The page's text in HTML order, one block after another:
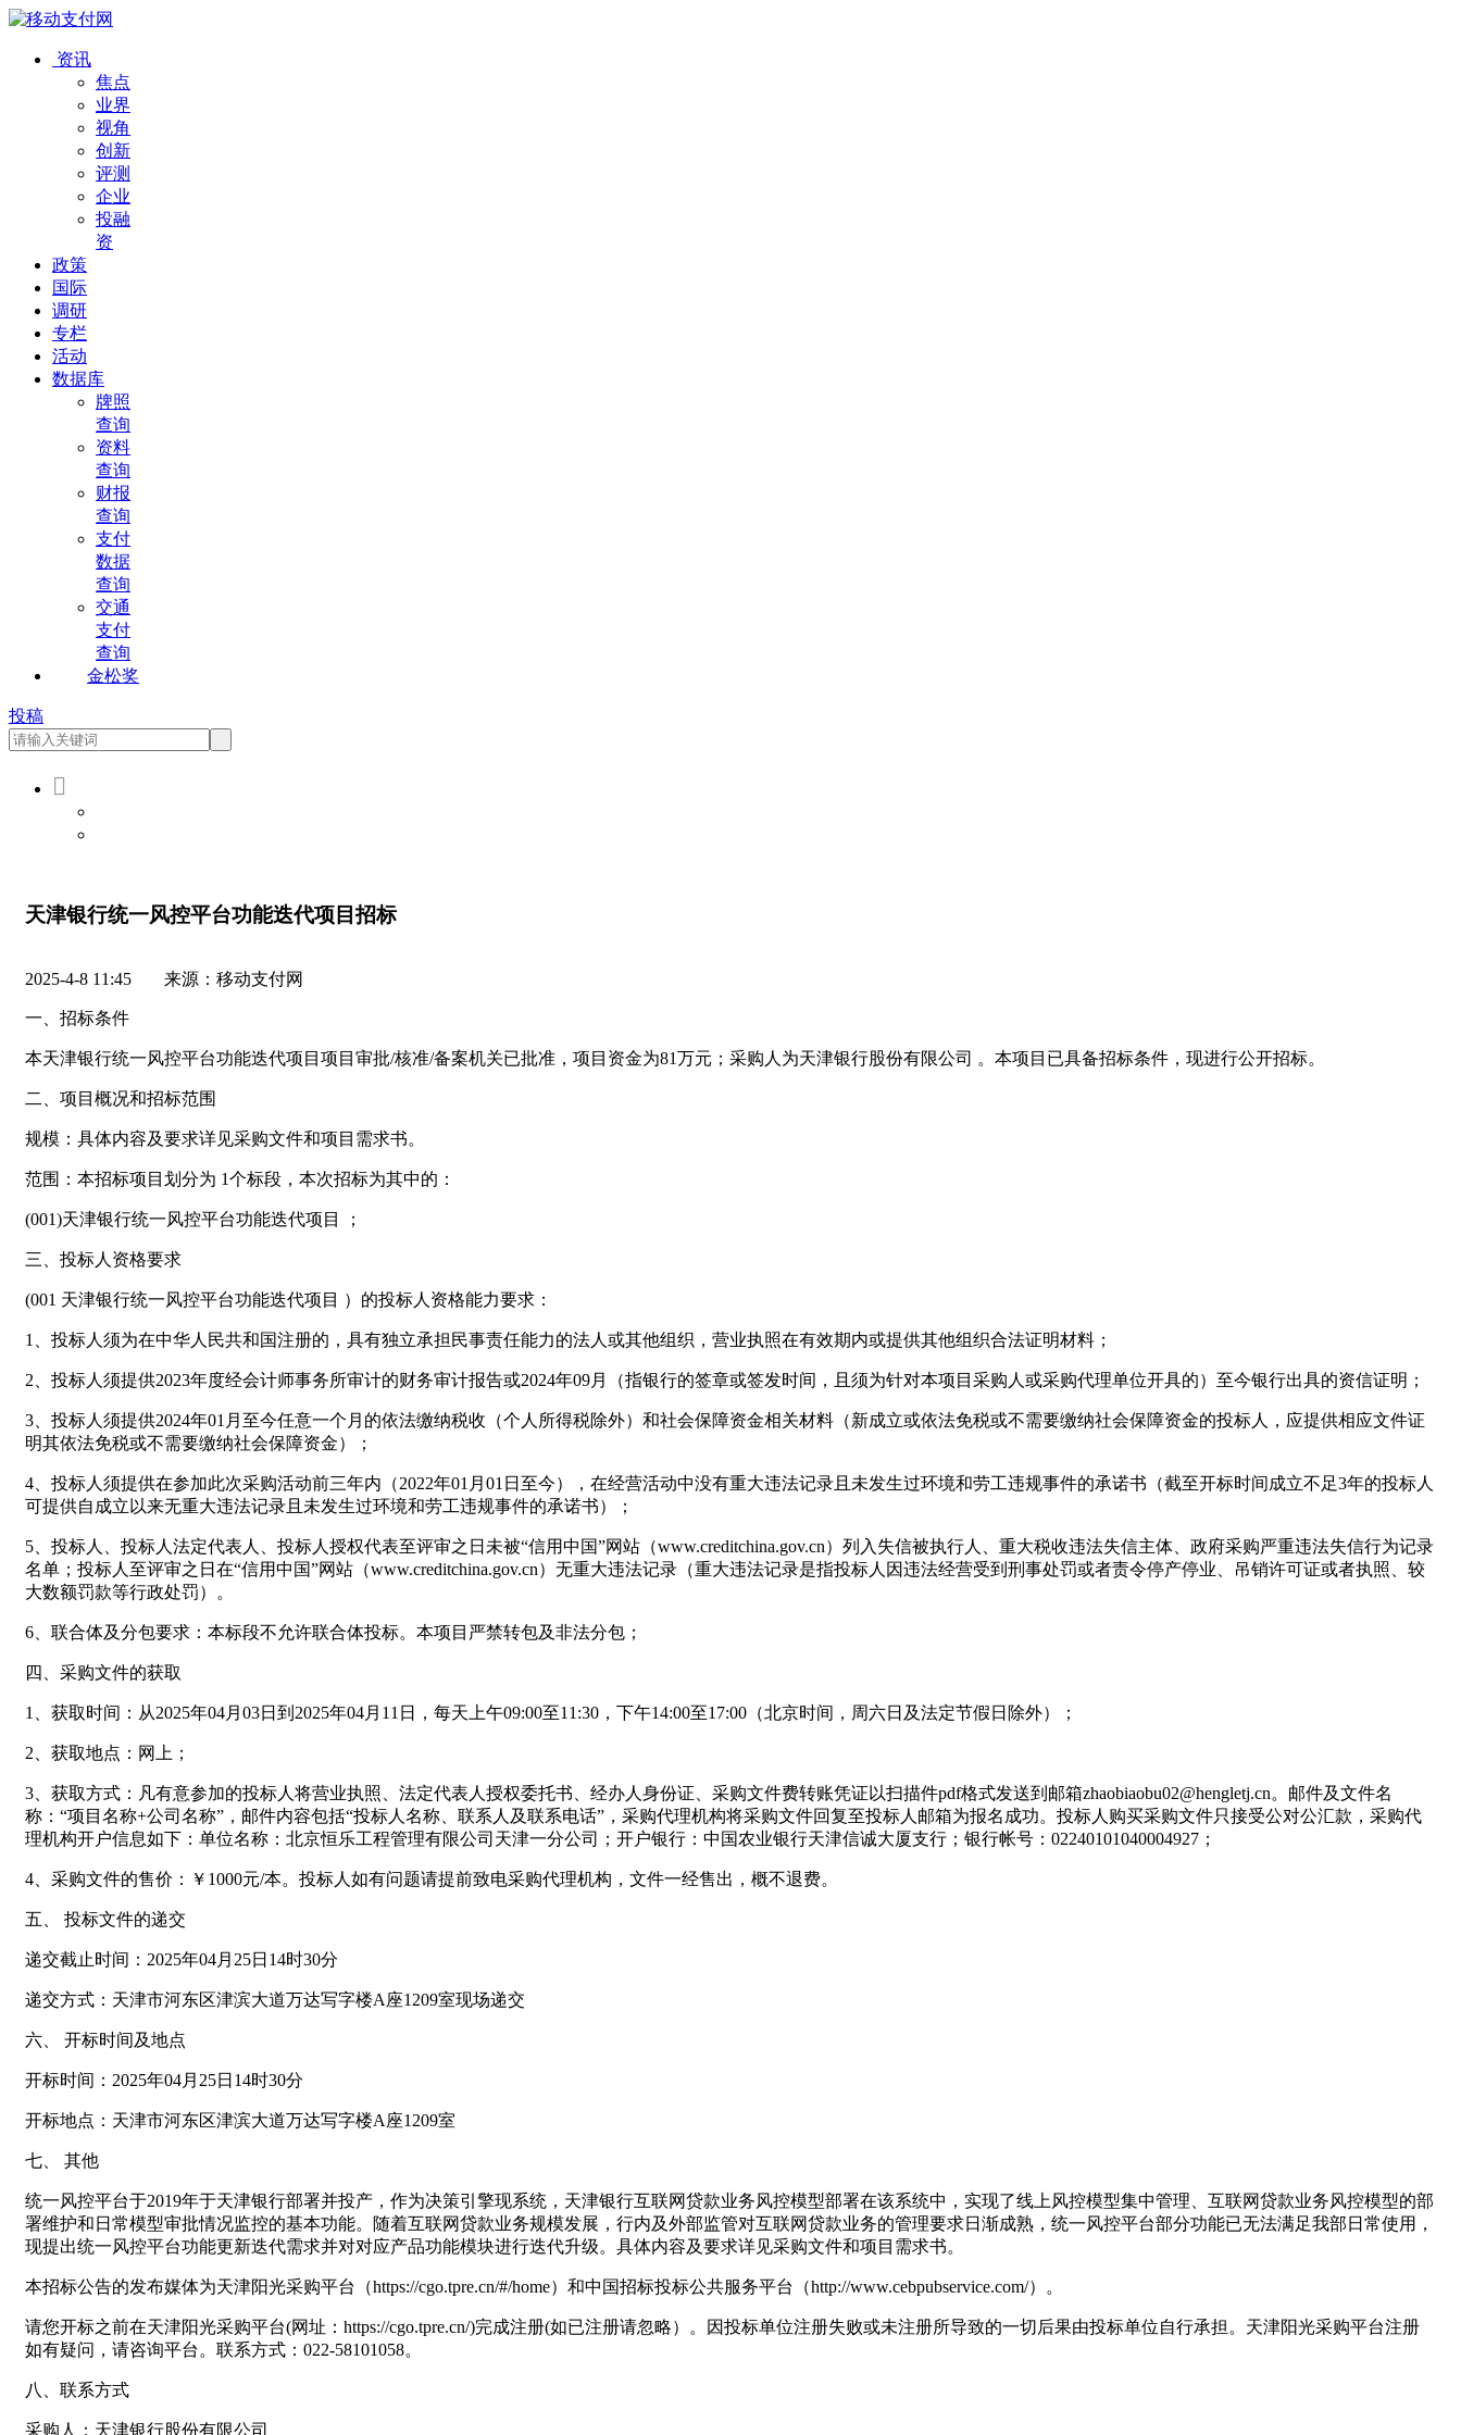
资讯
焦点
业界
视角
创新
评测
企业
投融
资
政策
国际
调研
专栏
活动
数据库
牌照
查询
资料
查询
财报
查询
支付
数据
查询
交通
支付
查询
金松奖
投稿

天津银行统一风控平台功能迭代项目招标
2025-4-8 11:45 来源：移动支付网
一、招标条件
本天津银行统一风控平台功能迭代项目项目审批/核准/备案机关已批准，项目资金为81万元；采购人为天津银行股份有限公司 。本项目已具备招标条件，现进行公开招标。
二、项目概况和招标范围
规模：具体内容及要求详见采购文件和项目需求书。
范围：本招标项目划分为 1个标段，本次招标为其中的：
(001)天津银行统一风控平台功能迭代项目 ；
三、投标人资格要求
(001 天津银行统一风控平台功能迭代项目 ）的投标人资格能力要求：
1、投标人须为在中华人民共和国注册的，具有独立承担民事责任能力的法人或其他组织，营业执照在有效期内或提供其他组织合法证明材料；
2、投标人须提供2023年度经会计师事务所审计的财务审计报告或2024年09月（指银行的签章或签发时间，且须为针对本项目采购人或采购代理单位开具的）至今银行出具的资信证明；
3、投标人须提供2024年01月至今任意一个月的依法缴纳税收（个人所得税除外）和社会保障资金相关材料（新成立或依法免税或不需要缴纳社会保障资金的投标人，应提供相应文件证
明其依法免税或不需要缴纳社会保障资金）；
4、投标人须提供在参加此次采购活动前三年内（2022年01月01日至今），在经营活动中没有重大违法记录且未发生过环境和劳工违规事件的承诺书（截至开标时间成立不足3年的投标人
可提供自成立以来无重大违法记录且未发生过环境和劳工违规事件的承诺书）；
5、投标人、投标人法定代表人、投标人授权代表至评审之日未被“信用中国”网站（www.creditchina.gov.cn）列入失信被执行人、重大税收违法失信主体、政府采购严重违法失信行为记录
名单；投标人至评审之日在“信用中国”网站（www.creditchina.gov.cn）无重大违法记录（重大违法记录是指投标人因违法经营受到刑事处罚或者责令停产停业、吊销许可证或者执照、较
大数额罚款等行政处罚）。
6、联合体及分包要求：本标段不允许联合体投标。本项目严禁转包及非法分包；
四、采购文件的获取
1、获取时间：从2025年04月03日到2025年04月11日，每天上午09:00至11:30，下午14:00至17:00（北京时间，周六日及法定节假日除外）；
2、获取地点：网上；
3、获取方式：凡有意参加的投标人将营业执照、法定代表人授权委托书、经办人身份证、采购文件费转账凭证以扫描件pdf格式发送到邮箱zhaobiaobu02@hengletj.cn。邮件及文件名
称：“项目名称+公司名称”，邮件内容包括“投标人名称、联系人及联系电话”，采购代理机构将采购文件回复至投标人邮箱为报名成功。投标人购买采购文件只接受公对公汇款，采购代
理机构开户信息如下：单位名称：北京恒乐工程管理有限公司天津一分公司；开户银行：中国农业银行天津信诚大厦支行；银行帐号：02240101040004927；
4、采购文件的售价：￥1000元/本。投标人如有问题请提前致电采购代理机构，文件一经售出，概不退费。
五、 投标文件的递交
递交截止时间：2025年04月25日14时30分
递交方式：天津市河东区津滨大道万达写字楼A座1209室现场递交
六、 开标时间及地点
开标时间：2025年04月25日14时30分
开标地点：天津市河东区津滨大道万达写字楼A座1209室
七、 其他
统一风控平台于2019年于天津银行部署并投产，作为决策引擎现系统，天津银行互联网贷款业务风控模型部署在该系统中，实现了线上风控模型集中管理、互联网贷款业务风控模型的部
署维护和日常模型审批情况监控的基本功能。随着互联网贷款业务规模发展，行内及外部监管对互联网贷款业务的管理要求日渐成熟，统一风控平台部分功能已无法满足我部日常使用，
现提出统一风控平台功能更新迭代需求并对对应产品功能模块进行迭代升级。具体内容及要求详见采购文件和项目需求书。
本招标公告的发布媒体为天津阳光采购平台（https://cgo.tpre.cn/#/home）和中国招标投标公共服务平台（http://www.cebpubservice.com/）。
请您开标之前在天津阳光采购平台(网址：https://cgo.tpre.cn/)完成注册(如已注册请忽略）。因投标单位注册失败或未注册所导致的一切后果由投标单位自行承担。天津阳光采购平台注册
如有疑问，请咨询平台。联系方式：022-58101058。
八、联系方式
采购人：天津银行股份有限公司